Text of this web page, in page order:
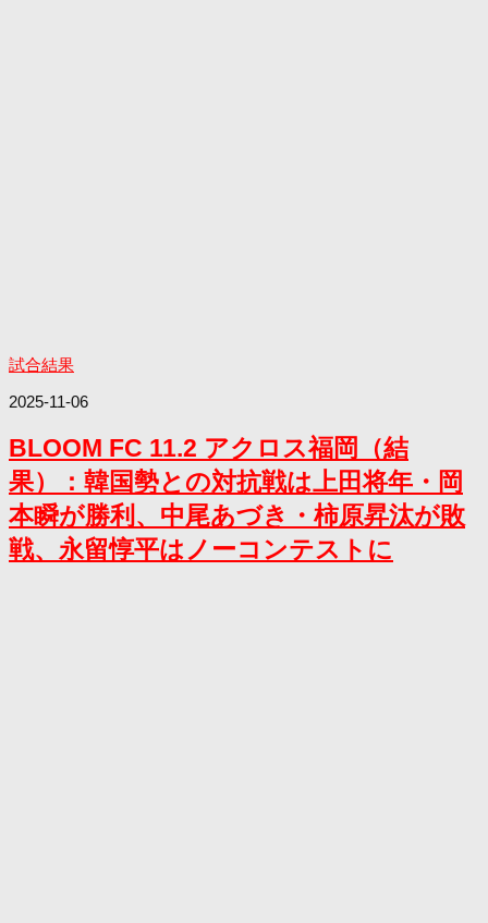
試合結果
2025-11-06
BLOOM FC 11.2 アクロス福岡（結
果）：韓国勢との対抗戦は上田将年・岡
本瞬が勝利、中尾あづき・柿原昇汰が敗
戦、永留惇平はノーコンテストに